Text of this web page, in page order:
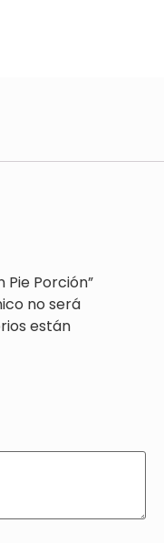
Pie Porción”
no será
están